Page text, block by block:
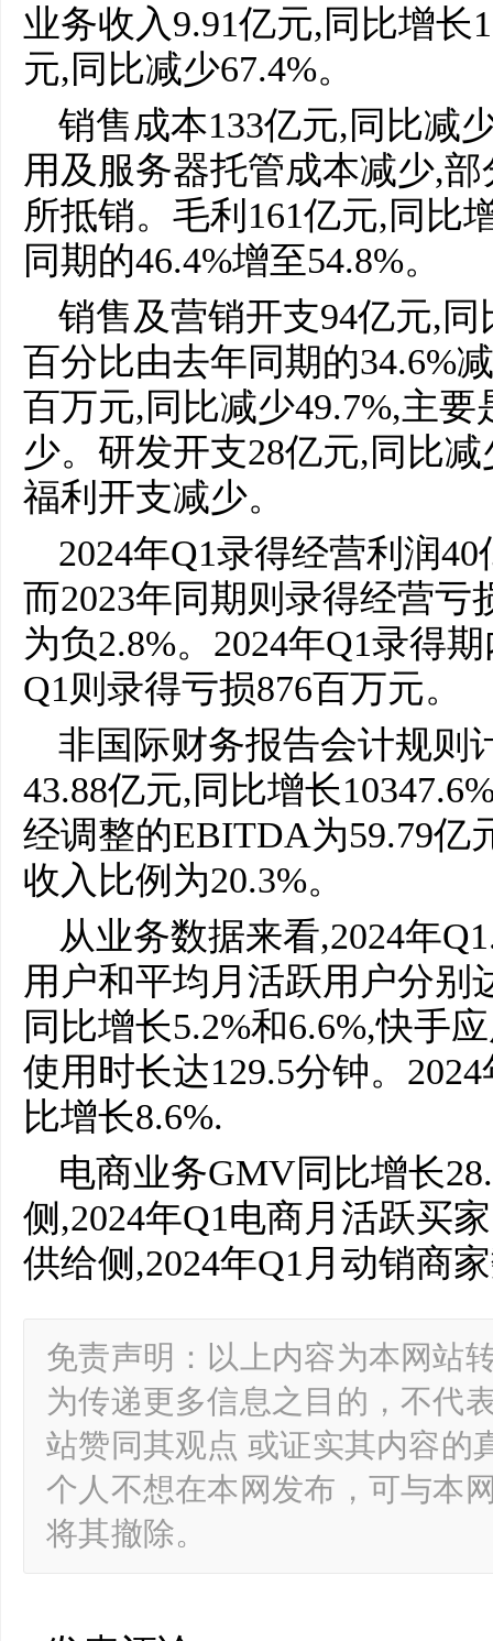
业务收入9.91亿元,同比增长
元,同比减少67.4%。
销售成本133亿元,同比减
用及服务器托管成本减少,
所抵销。毛利161亿元,同比
同期的46.4%增至54.8%。
销售及营销开支94亿元,
百分比由去年同期的34.6%
百万元,同比减少49.7%,主
少。研发开支28亿元,同比
福利开支减少。
2024年Q1录得经营利润
而2023年同期则录得经营亏
为负2.8%。2024年Q1录得
Q1则录得亏损876百万元。
非国际财务报告会计规则
43.88亿元,同比增长
经调整的EBITDA为59.79亿
收入比例为20.3%。
从业务数据来看,2024年
用户和平均月活跃用户分别
同比增长5.2%和6.6%,快手
使用时长达129.5分钟。
比增长8.6%.
电商业务GMV同比增长
侧,2024年Q1电商月活跃买
供给侧,2024年Q1月动销商
免责声明：以上内容为本网站
为传递更多信息之目的，不代
站赞同其观点 或证实其内容的
个人不想在本网发布，可与本
将其撤除。